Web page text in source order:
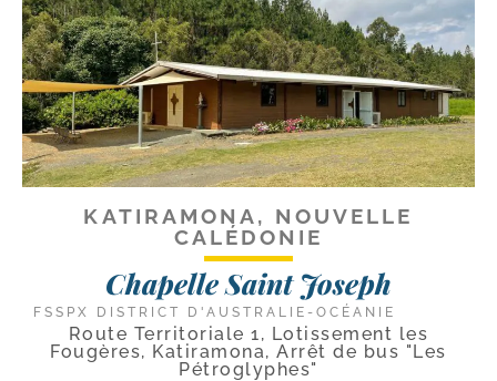
KATIRAMONA, NOUVELLE
CALÉDONIE
Chapelle Saint Joseph
FSSPX DISTRICT D'AUSTRALIE-OCÉANIE
Route Territoriale 1, Lotissement les
Fougères, Katiramona, Arrêt de bus "Les
Pétroglyphes"